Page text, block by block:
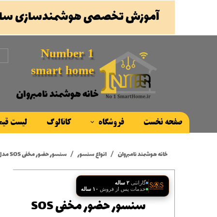
Number 1
smart home
صفحه نخست فروشگاه کاتالوگ لیست
خانه هوشمند نامبروان
آموزش تخصصی هوشمندسازی
خانه هوشمند نامبروان انواع سنسور سنسور حضور مخفی SOS مدل LP2022
سنسور حضور مخفی SOS
گارانتی ۲ ساله
خدمات پس از فروش ۱۰ ساله